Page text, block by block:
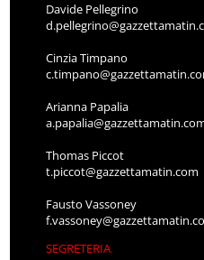
Davide Pellegrino
Cinzia Timpano
Arianna Papalia
Thomas Piccot
t.piccot@gazzettamatin.com
Fausto Vassoney
SEGRETERIA